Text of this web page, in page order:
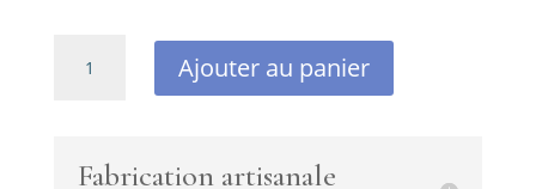
Ajouter au panier
Fabrication artisanale